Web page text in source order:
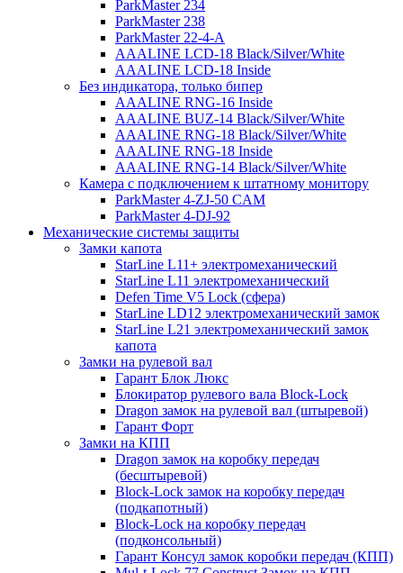
ParkMaster 234
ParkMaster 238
ParkMaster 22-4-A
AAALINE LCD-18 Black/Silver/White
AAALINE LCD-18 Inside
Без индикатора, только бипер
AAALINE RNG-16 Inside
AAALINE BUZ-14 Black/Silver/White
AAALINE RNG-18 Black/Silver/White
AAALINE RNG-18 Inside
AAALINE RNG-14 Black/Silver/White
Камера с подключением к штатному монитору
ParkMaster 4-ZJ-50 CAM
ParkMaster 4-DJ-92
Механические системы защиты
Замки капота
StarLine L11+ электромеханический
StarLine L11 электромеханический
Defen Time V5 Lock (сфера)
StarLine LD12 электромеханический замок
StarLine L21 электромеханический замок
капота
Замки на рулевой вал
Гарант Блок Люкс
Блокиратор рулевого вала Block-Lock
Dragon замок на рулевой вал (штыревой)
Гарант Форт
Замки на КПП
Dragon замок на коробку передач
(бесштыревой)
Block-Lock замок на коробку передач
(подкапотный)
Block-Lock на коробку передач
(подконсольный)
Гарант Консул замок коробки передач (КПП)